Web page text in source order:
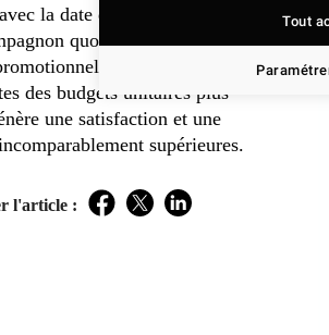
la date de votre événement
quotidien valorisé plutôt
rapidement oublié.
des budgets unitaires plus
une satisfaction et une
supérieures.
l'article : Facebook
TwitterLinkedIn
Tout